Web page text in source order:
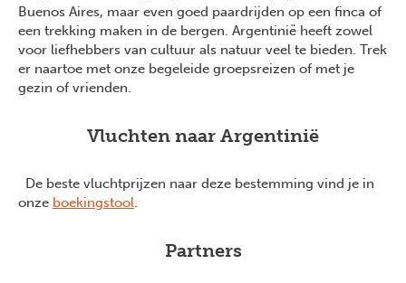
Buenos Aires, maar even goed paardrijden op een finca of
een trekking maken in de bergen. Argentinië heeft zowel
voor liefhebbers van cultuur als natuur veel te bieden. Trek
er naartoe met onze begeleide groepsreizen of met je
gezin of vrienden.
Vluchten naar Argentinië
De beste vluchtprijzen naar deze bestemming vind je in
onze boekingstool.
Partners